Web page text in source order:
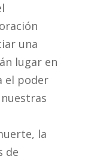
una
lugar en
el poder
la
de